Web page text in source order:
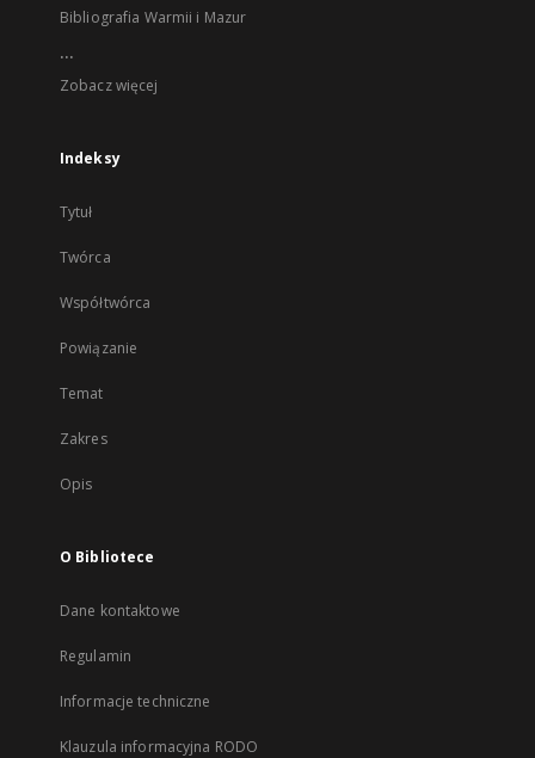
Bibliografia Warmii i Mazur
...
Zobacz więcej
Indeksy
Tytuł
Twórca
Współtwórca
Powiązanie
Temat
Zakres
Opis
O Bibliotece
Dane kontaktowe
Regulamin
Informacje techniczne
Klauzula informacyjna RODO